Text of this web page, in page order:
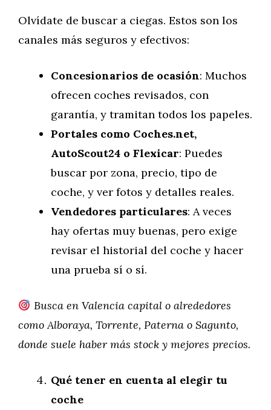
Olvídate de buscar a ciegas. Estos son los
canales más seguros y efectivos:
Concesionarios de ocasión: Muchos
ofrecen coches revisados, con
garantía, y tramitan todos los papeles.
Portales como Coches.net,
AutoScout24 o Flexicar: Puedes
buscar por zona, precio, tipo de
coche, y ver fotos y detalles reales.
Vendedores particulares: A veces
hay ofertas muy buenas, pero exige
revisar el historial del coche y hacer
una prueba sí o sí.
Busca en Valencia capital o alrededores
como Alboraya, Torrente, Paterna o Sagunto,
donde suele haber más stock y mejores precios.
Qué tener en cuenta al elegir tu
coche